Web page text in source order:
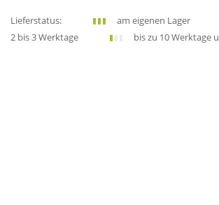
Lieferstatus:
am eigenen Lager
2 bis 3 Werktage
bis zu 10 Werktage